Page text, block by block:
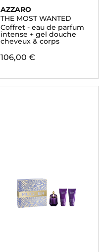
AZZARO
THE MOST WANTED
Coffret - eau de parfum
intense + gel douche
cheveux & corps
106,00 €